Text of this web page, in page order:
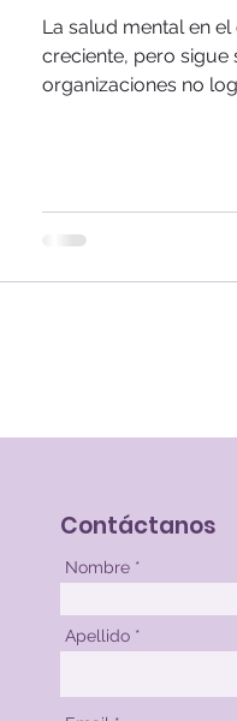
La salud mental en
creciente, pero sigue
organizaciones no
Contáctanos
Nombre
Apellido